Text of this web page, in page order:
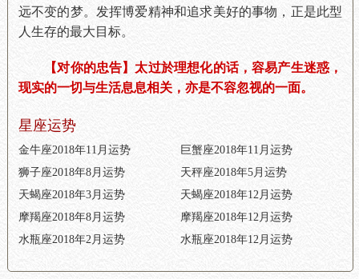
远不变的梦。发挥博爱精神和追求美好的事物，正是此型
人生存的最大目标。
【对你的忠告】太过於理想化的话，容易产生迷惑，
现实的一切与生活息息相关，亦是不容忽视的一面。
星座运势
金牛座2018年11月运势
巨蟹座2018年11月运势
狮子座2018年8月运势
天秤座2018年5月运势
天蝎座2018年3月运势
天蝎座2018年12月运势
摩羯座2018年8月运势
摩羯座2018年12月运势
水瓶座2018年2月运势
水瓶座2018年12月运势